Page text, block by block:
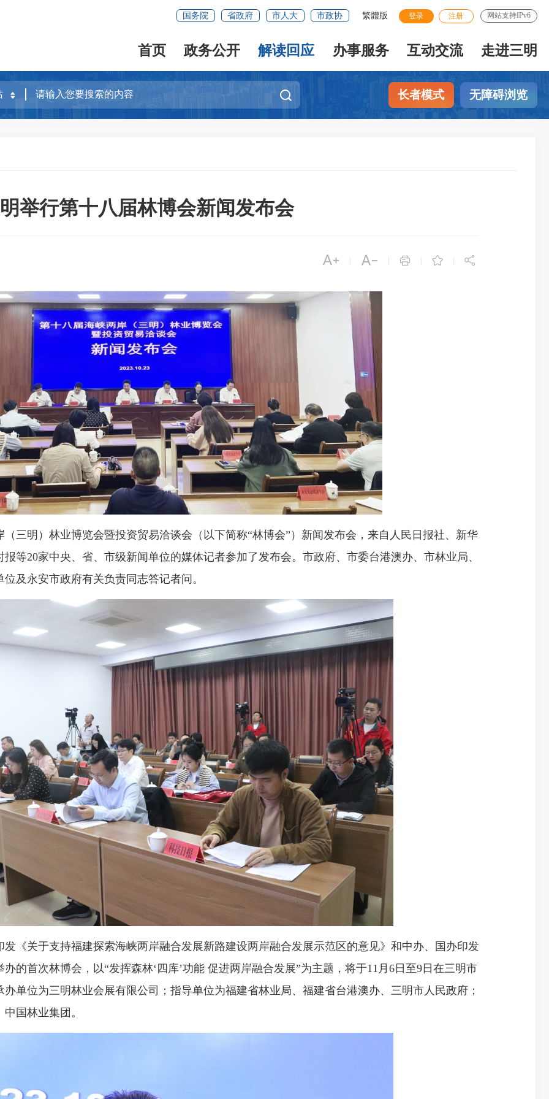
国务院 省政府 市人大 市政协 繁體版 登录 注册 网站支持IPv6
首页 政务公开 解读回应 办事服务 互动交流 走进三明
长者模式 无障碍浏览
举行第十八届林博会新闻发布会
    
明）林业博览会暨投资贸易洽谈会（以下简称“林博会”）新闻发布会，来自人民日报社、新华
等20家中央、省、市级新闻单位的媒体记者参加了发布会。市政府、市委台港澳办、市林业局、
位及永安市政府有关负责同志答记者问。
关于支持福建探索海峡两岸融合发展新路建设两岸融合发展示范区的意见》和中办、国办印发
的首次林博会，以“发挥森林‘四库’功能 促进两岸融合发展”为主题，将于11月6日至9日在三明市
单位为三明林业会展有限公司；指导单位为福建省林业局、福建省台港澳办、三明市人民政府；
国林业集团。